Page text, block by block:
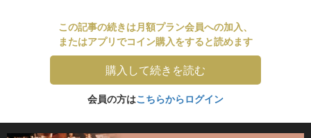
この記事の続きは月額プラン会員への加入、
またはアプリでコイン購入をすると読めます
購入して続きを読む
会員の方はこちらからログイン